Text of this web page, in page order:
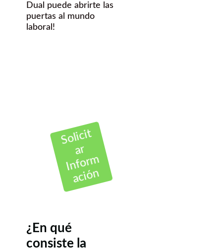
Dual puede abrirte las
puertas al mundo
laboral!
Solicit
ar
Inform
ación
¿En qué
consiste la